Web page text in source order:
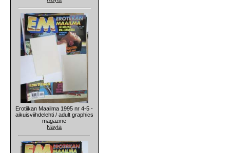
Erotiikan Maailma 1995 nr 4-5 -
aikuisviihdelehti / adult graphics
magazine
Näytä